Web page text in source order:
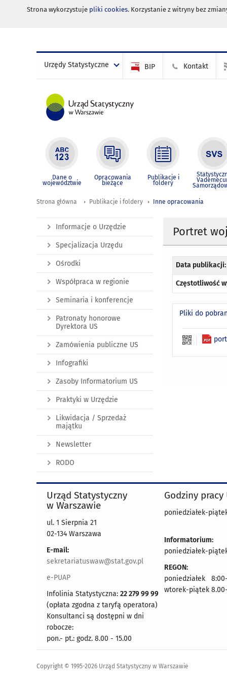
Strona wykorzystuje pliki cookies. Korzystanie z witryny bez
Urzędy Statystyczne BIP Kontakt
Dane o
województwie
Opracowania
bieżące
Publikacje i
foldery
Strona główna Publikacje i foldery Inne opracowania
Portret
Data publikacji:
Częstotliwość
Pliki do
Informacje o Urzędzie
Specjalizacja Urzędu
Ośrodki
Współpraca w regionie
Seminaria i konferencje
Patronaty honorowe
Dyrektora US
Zamówienia publiczne US
Infografiki
Zasoby Informatorium US
Praktyki w Urzędzie
Likwidacja / Sprzedaż
majątku
Newsletter
RODO
Urząd Statystyczny
w Warszawie
ul. 1 Sierpnia 21
02-134 Warszawa
E-mail:
sekretariatuswaw@stat.gov.pl
e-PUAP
Infolinia Statystyczna: 22 279 99 99
(opłata zgodna z taryfą operatora)
Konsultanci są dostępni w dni
robocze:
pon.- pt.: godz. 8.00 - 15.00
Godziny pracy
poniedziałek-
Informatorium:
poniedziałek-
REGON:
poniedziałek
wtorek-piątek
Copyright © 1995-2026 Urząd Statystyczny w Warszawie